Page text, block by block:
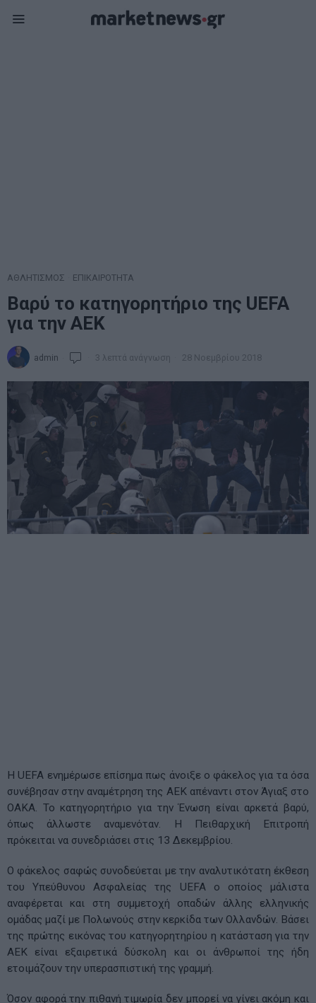
ΑΘΛΗΤΙΣΜΟΣ ΕΠΙΚΑΙΡΟΤΗΤΑ
Βαρύ το κατηγορητήριο της UEFA
για την ΑΕΚ
admin 3 λεπτά ανάγνωση 28 Νοεμβρίου 2018
Η UEFA ενημέρωσε επίσημα πως άνοιξε ο φάκελος για τα όσα
συνέβησαν στην αναμέτρηση της ΑΕΚ απέναντι στον Άγιαξ στο
ΟΑΚΑ. Το κατηγορητήριο για την Ένωση είναι αρκετά βαρύ,
όπως άλλωστε αναμενόταν. Η Πειθαρχική Επιτροπή
πρόκειται να συνεδριάσει στις 13 Δεκεμβρίου.
O φάκελος σαφώς συνοδεύεται με την αναλυτικότατη έκθεση
του Υπεύθυνου Ασφαλείας της UEFA ο οποίος μάλιστα
αναφέρεται και στη συμμετοχή οπαδών άλλης ελληνικής
ομάδας μαζί με Πολωνούς στην κερκίδα των Ολλανδών. Βάσει
της πρώτης εικόνας του κατηγορητηρίου η κατάσταση για την
ΑΕΚ είναι εξαιρετικά δύσκολη και οι άνθρωποί της ήδη
ετοιμάζουν την υπερασπιστική της γραμμή.
Όσον αφορά την πιθανή τιμωρία δεν μπορεί να γίνει ακόμη και